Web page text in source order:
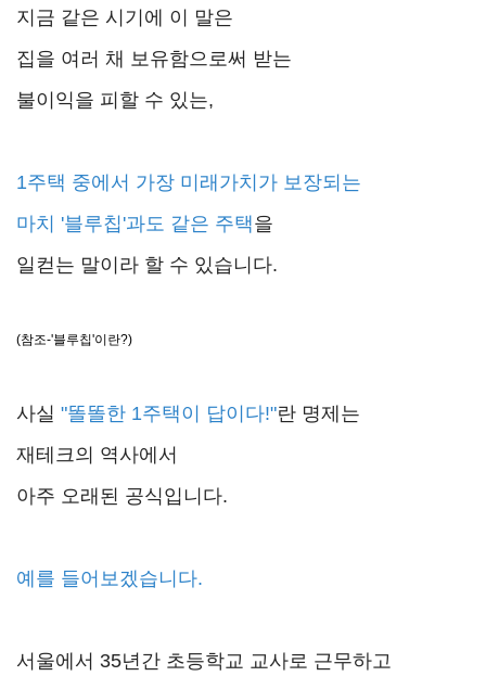
지금 같은 시기에 이 말은
집을 여러 채 보유함으로써 받는
불이익을 피할 수 있는,
1주택 중에서 가장 미래가치가 보장되는
마치 '블루칩'과도 같은 주택을
일컫는 말이라 할 수 있습니다.
(참조-'블루칩'이란?)
사실 "똘똘한 1주택이 답이다!"란 명제는
재테크의 역사에서
아주 오래된 공식입니다.
예를 들어보겠습니다.
서울에서 35년간 초등학교 교사로 근무하고